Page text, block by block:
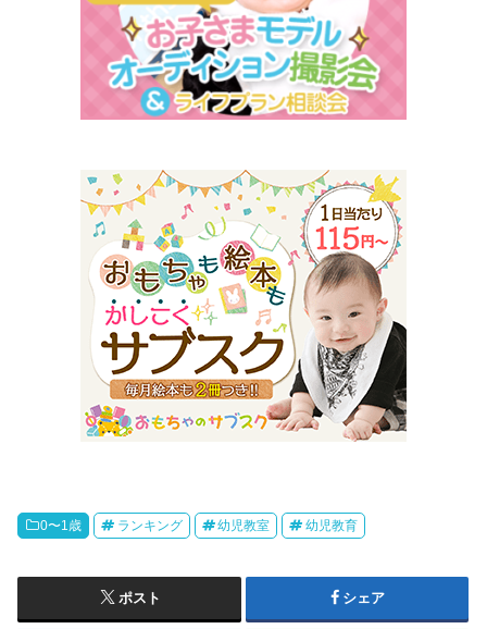
0〜1歳 ランキング 幼児教室 幼児教育
ポスト シェア